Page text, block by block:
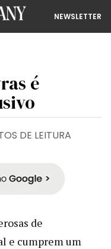
NEWSLETTER
é
DE LEITURA
de
e cumprem um